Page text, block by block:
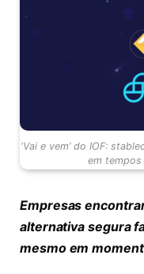
‘Vai e vem’ do IOF:
em
Empresas
alternativa segura
mesmo em